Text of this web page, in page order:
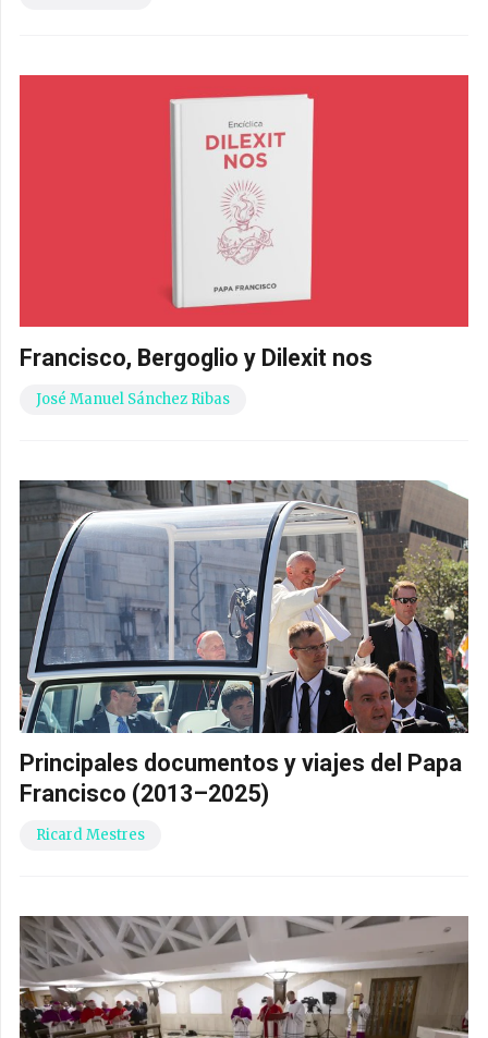
Francisco, Bergoglio y Dilexit nos
José Manuel Sánchez Ribas
Principales documentos y viajes del Papa
Francisco (2013–2025)
Ricard Mestres